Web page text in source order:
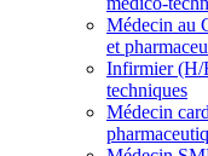
Médecin au
et
Infirmier (H/
techniques
Médecin